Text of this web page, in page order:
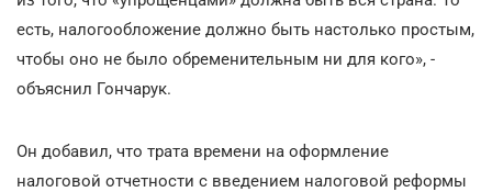
есть, налогообложение должно быть настолько простым,
чтобы оно не было обременительным ни для кого», -
объяснил Гончарук.
Он добавил, что трата времени на оформление
налоговой отчетности с введением налоговой реформы